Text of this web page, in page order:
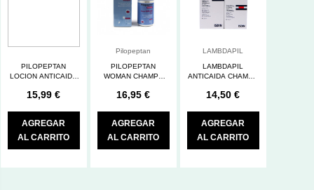
PILOPEPTAN
LOCION ANTICAIDA
15,99 €
AGREGAR
AL CARRITO
Pilopeptan
PILOPEPTAN
WOMAN CHAMPU
16,95 €
AGREGAR
AL CARRITO
LAMBDAPIL
LAMBDAPIL
ANTICAIDA CHAMPU
14,50 €
AGREGAR
AL CARRITO